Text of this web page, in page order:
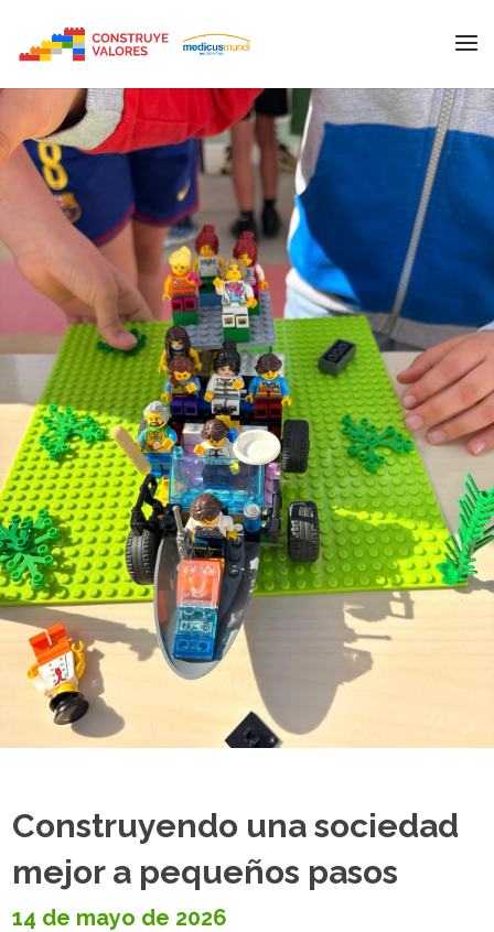
Construyendo una sociedad
mejor a pequeños pasos
14 de mayo de 2026